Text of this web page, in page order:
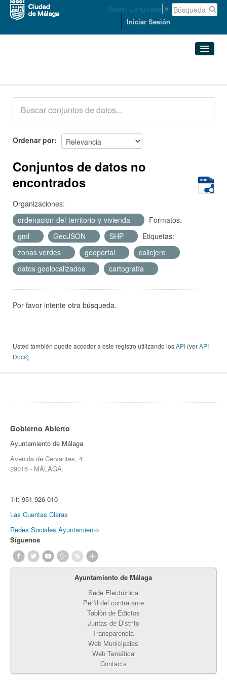
Select Language ▼
Iniciar Sesión
Acerca de
Ordenar por
Conjuntos de datos no
encontrados
Organizaciones:
ordenacion-del-territorio-y-vivienda
Formatos:
gml
GeoJSON SHP
Etiquetas:
zonas verdes
geoportal
callejero
datos geolocalizados
cartografía
Por favor intente otra búsqueda.
Usted también puede acceder a este registro utilizando losAPI (verAPI
Docs).
Gobierno Abierto
Ayuntamiento de Málaga
Avenida de Cervantes, 4
29016 - MÁLAGA.
Tlf: 951 926 010
Las Cuentas Claras
Redes Sociales Ayuntamiento
Síguenos
Ayuntamiento de Málaga
Sede Electrónica
Perfil del contratante
Tablón de Edictos
Juntas de Distrito
Transparencia
Web Municipales
Web Temática
Contacta